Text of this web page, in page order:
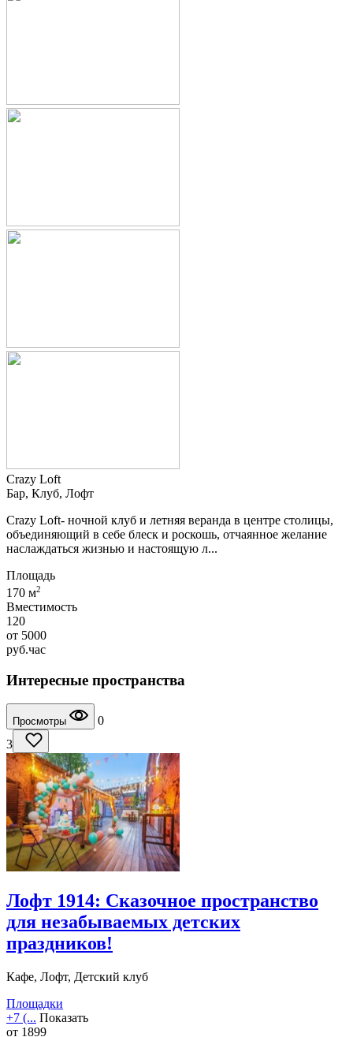
Crazy Loft
Бар, Клуб, Лофт
Crazy Loft- ночной клуб и летняя веранда в центре столицы,
объединяющий в себе блеск и роскошь, отчаянное желание
наслаждаться жизнью и настоящую л...
Площадь
170 м2
Вместимость
120
от 5000
руб.час
Интересные пространства
Просмотры
0
3
Лофт 1914: Сказочное пространство
для незабываемых детских
праздников!
Кафе, Лофт, Детский клуб
Площадки
+7 (... Показать
от 1899